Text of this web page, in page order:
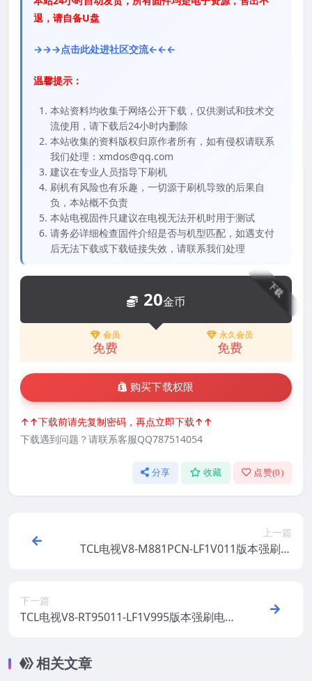
退，请自备U盘
→→→点击此处进社区交流←←←
温馨提示：
本站资料均收集于网络公开下载，仅供测试和技术交
流使用，请下载后24小时内删除
本站收集的资料版权归原作者所有，如有侵权请联系
我们处理：xmdos@qq.com
建议在专业人员指导下刷机
刷机有风险也有乐趣，一切源于刷机导致的后果自
负，本站概不负责
本站电视固件只建议在电视无法开机时用于测试
请务必详细检查固件介绍是否与机型匹配，如遇支付
后无法下载或下载链接失效，请联系我们处理
下载
20金币
会员
免费
永久会员
免费
购买下载权限
↑↑下载前请先复制密码，再点立即下载↑↑
下载遇到问题？请联系客服QQ787514054
分享 收藏 点赞(0)
上一篇
TCL电视V8-M881PCN-LF1V011版本强刷电
下一篇
TCL电视V8-RT95011-LF1V995版本强刷电视
相关文章